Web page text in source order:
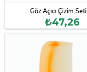
Göz Açıcı Çizim Seti
₺47,26